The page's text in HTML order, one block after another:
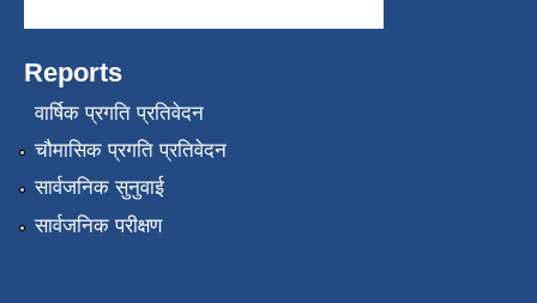
Reports
वार्षिक प्रगति प्रतिवेदन
चौमासिक प्रगति प्रतिवेदन
सार्वजनिक सुनुवाई
सार्वजनिक परीक्षण